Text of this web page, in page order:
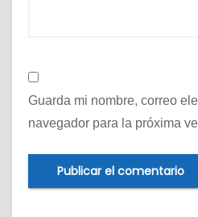
Guarda mi nombre, correo
navegador para la próxima